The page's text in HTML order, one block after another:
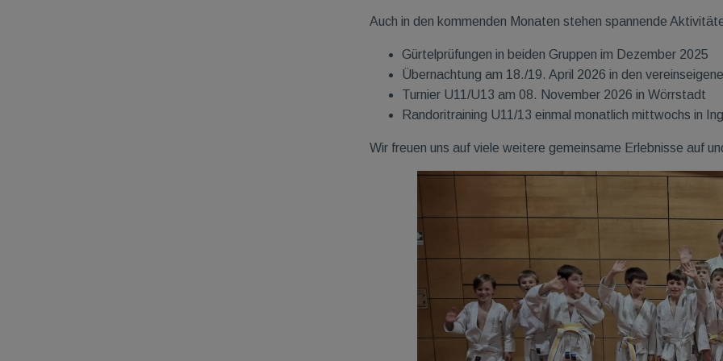
Auch in den kommenden Monaten stehen spannende
Gürtelprüfungen in beiden Gruppen im Dezember 2025
Übernachtung am 18./19. April 2026 in den
Turnier U11/U13 am 08. November 2026 in Wörrstadt
Randoritraining U11/13 einmal monatlich mittwochs in
Wir freuen uns auf viele weitere gemeinsame Erlebnisse auf